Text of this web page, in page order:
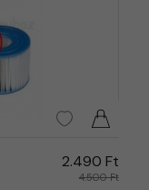
2.490 Ft
4.500 Ft